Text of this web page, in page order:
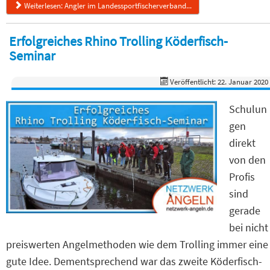
Weiterlesen: Angler im Landessportfischerverband...
Erfolgreiches Rhino Trolling Köderfisch-
Seminar
Veröffentlicht: 22. Januar 2020
Schulun
gen
direkt
von den
Profis
sind
gerade
bei nicht
preiswerten Angelmethoden wie dem Trolling immer eine
gute Idee. Dementsprechend war das zweite Köderfisch-